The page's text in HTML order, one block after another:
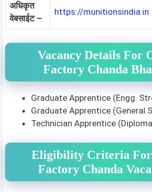
अधिकृत
वेबसाईट –
https://munitionsindia.in
Vacancy Details For
Factory Chanda
Graduate Apprentice (Engg.
Graduate Apprentice (General
Technician Apprentice
Eligibility Criteria
Factory Chanda